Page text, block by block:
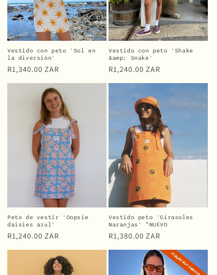
Vestido con peto 'Sol en
la diversión'
Precio
R1,340.00 ZAR
Vestido con peto 'Shake
&amp; Snake'
Precio
R1,240.00 ZAR
Peto de vestir 'Oopsie
daisies azul'
Precio
R1,240.00 ZAR
Vestido peto 'Girasoles
Naranjas' *NUEVO
Precio
R1,380.00 ZAR